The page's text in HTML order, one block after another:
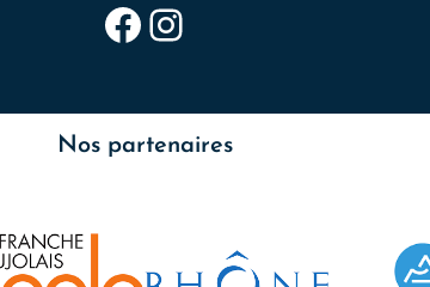
Page Facebook de l'OCVPage Instagram de l'OCV
Nos partenaires